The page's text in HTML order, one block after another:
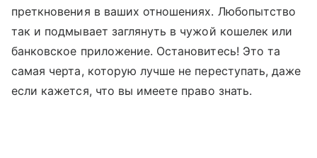
преткновения в ваших отношениях. Любопытство
так и подмывает заглянуть в чужой кошелек или
банковское приложение. Остановитесь! Это та
самая черта, которую лучше не переступать, даже
если кажется, что вы имеете право знать.